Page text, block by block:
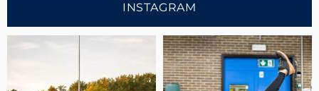
INSTAGRAM